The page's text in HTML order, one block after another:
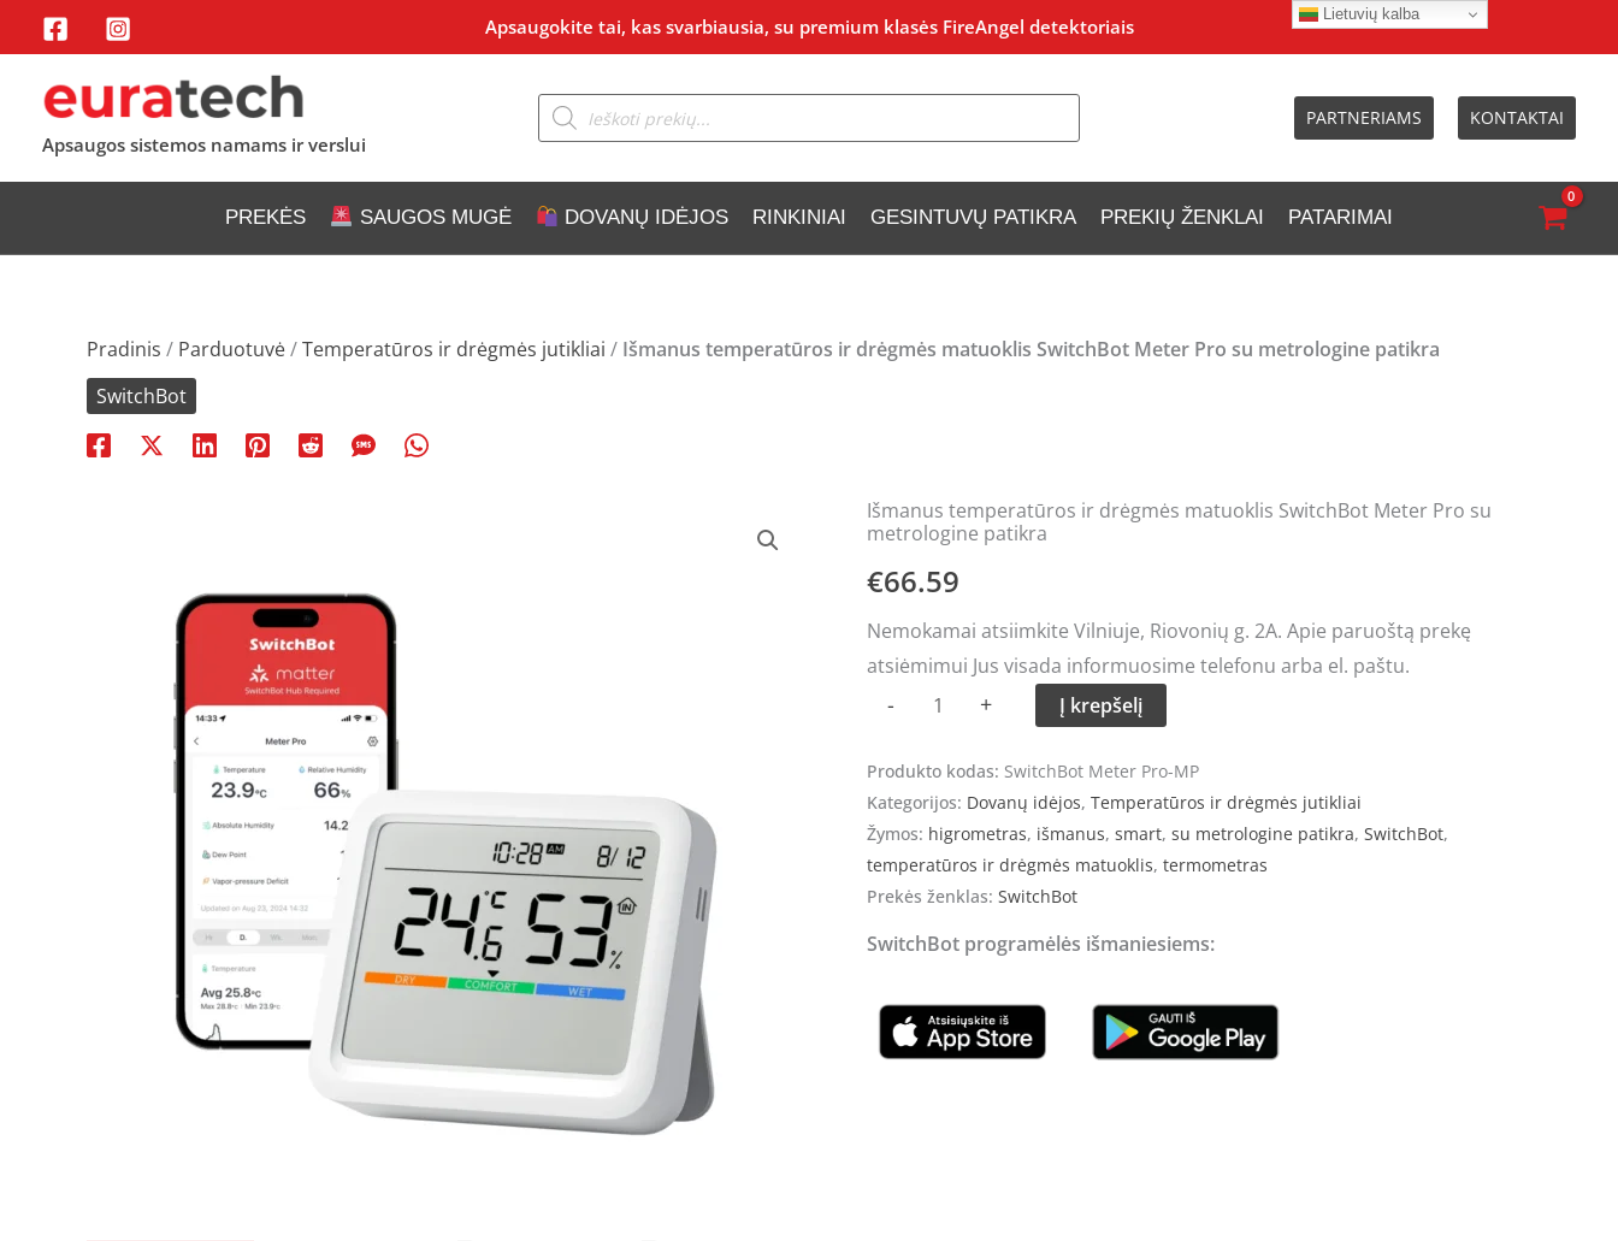
Pereiti
prie
turinio
Apsaugokite tai, kas svarbiausia, su premium klasės FireAngel detektoriais
Apsaugos sistemos namams ir verslui
Products
search PARTNERIAMS KONTAKTAI
PREKĖS SAUGOS MUGĖ DOVANŲ IDĖJOS RINKINIAI GESINTUVŲ PATIKRA PREKIŲ ŽENKLAI PATARIMAI
Pradinis / Parduotuvė/Temperatūros ir drėgmės jutikliai / Išmanus temperatūros ir drėgmės matuoklis SwitchBot Meter Pro su metrologine patikra
SwitchBot
Išmanus temperatūros ir drėgmės matuoklis SwitchBot Meter Pro su
metrologine patikra
€66.59
Nemokamai atsiimkite Vilniuje, Riovonių g. 2A. Apie paruoštą prekę
atsiėmimui Jus visada informuosime telefonu arba el. paštu.
-
produkto
Išmanus
temperatūros
SwitchBot
Meter
Pro
su
metrologine
patikra
+ Į krepšelį
Produkto kodas: SwitchBot Meter Pro-MP
Kategorijos: Dovanų idėjos, Temperatūros ir drėgmės jutikliai
Žymos: higrometras, išmanus, smart, su metrologine patikra, SwitchBot,
temperatūros ir drėgmės matuoklis, termometras
Prekės ženklas: SwitchBot
SwitchBot programėlės išmaniesiems:
Lietuvių kalba